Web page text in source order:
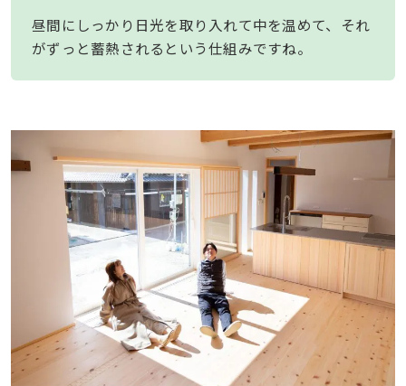
昼間にしっかり日光を取り入れて中を温めて、それ
がずっと蓄熱されるという仕組みですね。